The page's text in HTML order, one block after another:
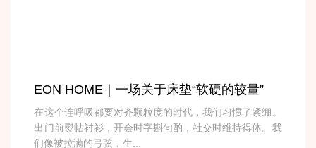
EON HOME｜一场关于床垫“软硬的较量”
在这个连呼吸都要对齐颗粒度的时代，我们习惯了紧绷。
出门前熨帖衬衫，开会时字斟句酌，社交时维持得体。我
们像被拉满的弓弦，生...